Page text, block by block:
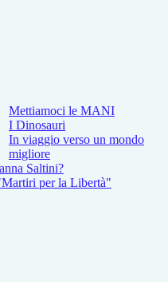
Mettiamoci le MANI
I Dinosauri
In viaggio verso un mondo
migliore
Saltini?
per la Libertà"